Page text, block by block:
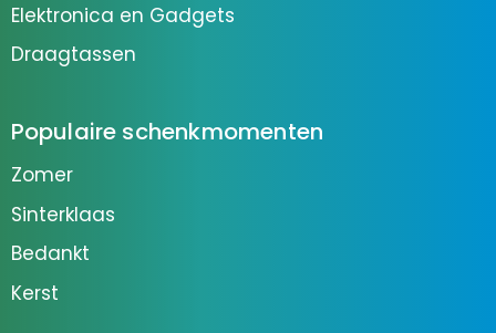
Elektronica en Gadgets
Draagtassen
Populaire schenkmomenten
Zomer
Sinterklaas
Bedankt
Kerst